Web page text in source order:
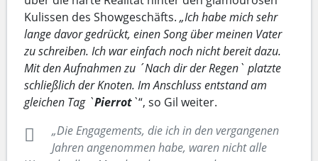
Kulissen des Showgeschäfts. „Ich habe mich sehr
lange davor gedrückt, einen Song über meinen Vater
zu schreiben. Ich war einfach noch nicht bereit dazu.
Mit den Aufnahmen zu ´Nach dir der Regen` platzte
schließlich der Knoten. Im Anschluss entstand am
gleichen Tag `Pierrot`“, so Gil weiter.
„Die Engagements, die ich in den vergangenen
Jahren angenommen habe, waren nicht alle